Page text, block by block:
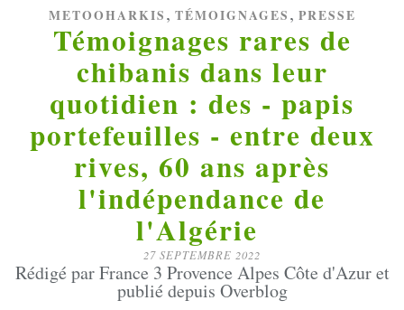
METOOHARKIS , TÉMOIGNAGES , PRESSE
Témoignages rares de
chibanis dans leur
quotidien : des - papis
portefeuilles - entre deux
rives, 60 ans après
l'indépendance de
l'Algérie
27 SEPTEMBRE 2022
Rédigé par France 3 Provence Alpes Côte d'Azur et
publié depuis Overblog